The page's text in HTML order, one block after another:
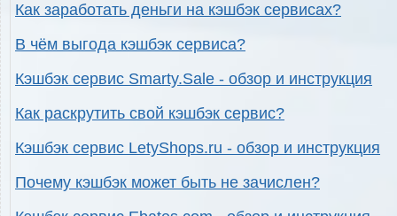
Как заработать деньги на кэшбэк сервисах?
В чём выгода кэшбэк сервиса?
Кэшбэк сервис Smarty.Sale - обзор и инструкция
Как раскрутить свой кэшбэк сервис?
Кэшбэк сервис LetyShops.ru - обзор и инструкция
Почему кэшбэк может быть не зачислен?